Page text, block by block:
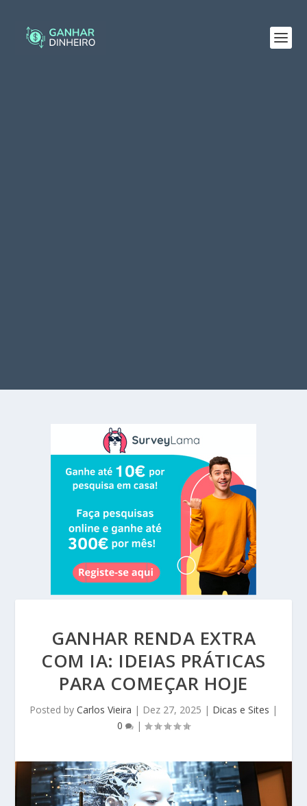
GANHAR RENDA EXTRA
COM IA: IDEIAS PRÁTICAS
PARA COMEÇAR HOJE
Posted by Carlos Vieira | Dez 27, 2025 | Dicas e Sites |
0
|